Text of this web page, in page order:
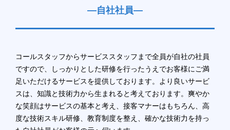
―自社社員―
コールスタッフからサービススタッフまで全員が自社の社員
ですので、しっかりとした研修を行ったうえでお客様にご満
足いただけるサービスを提供しております。より良いサービ
スは、知識と技術力から生まれると考えております。爽やか
な笑顔はサービスの基本と考え、接客マナーはもちろん、高
度な技術スキル研修、教育制度を整え、確かな技術力を持っ